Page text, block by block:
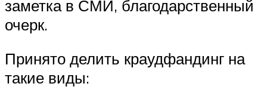
заметка в СМИ, благодарственный
очерк.
Принято делить краудфандинг на
такие виды: